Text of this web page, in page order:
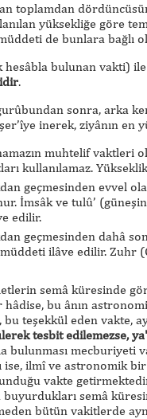
toplamdan
yüksekliğe göre
de bunlara bağlı
bulunan vakti)
.
sonra, arka
şer’îye inerek, ziyânın
muhtelif vaktleri
kullanılamaz.
geçmesinden evvel
İmsâk ve tulû’
edilir.
geçmesinden dahâ
ilâve edilir. Zuhr
semâ küresinde
bu ânın
teşekkül eden vakte,
tesbit edilemezse,
mecburiyeti
ise, ilmî ve astronomik
vakte
semâ
bütün vakitlerde